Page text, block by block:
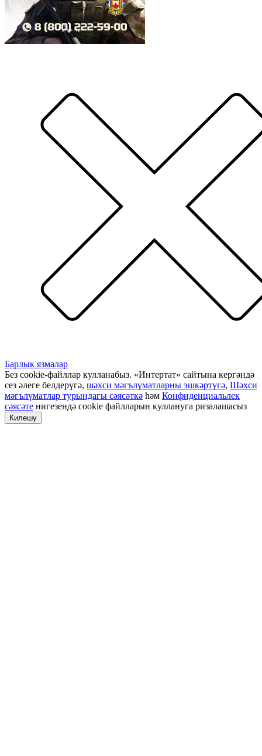
Барлык язмалар
Без cookie-файллар кулланабыз. «Интертат» сайтына кергәндә
сез әлеге белдерүгә, шәхси мәгълүматларны эшкәртүгә, Шәхси
мәгълүматлар турындагы сәясәткә һәм Конфиденциальлек
сәясәте нигезендә cookie файлларын куллануга ризалашасыз
Килешү